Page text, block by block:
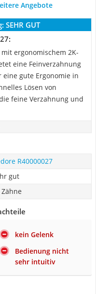
Angebote
SEHR GUT
ergonomischem 2K-
eine Feinverzahnung
gute Ergonomie in
Lösen von
feine Verzahnung und
R40000027
gut
kein Gelenk
Bedienung nicht
sehr intuitiv